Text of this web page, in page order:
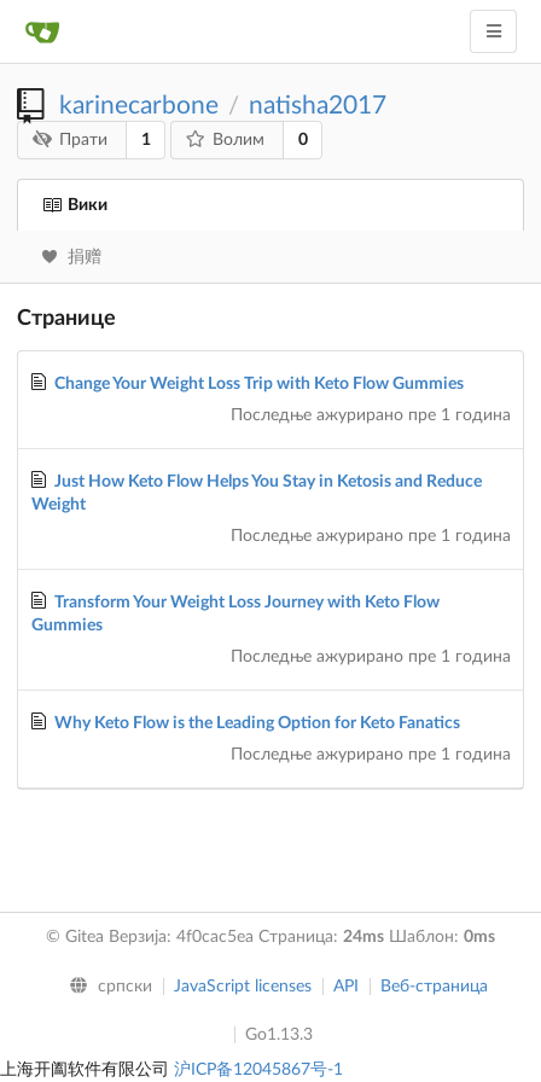
karinecarbone / natisha2017
Прати 1 Волим 0
Вики
捐赠
Странице
Change Your Weight Loss Trip with Keto Flow Gummies
Последње ажурирано пре 1 година
Just How Keto Flow Helps You Stay in Ketosis and Reduce
Weight
Последње ажурирано пре 1 година
Transform Your Weight Loss Journey with Keto Flow
Gummies
Последње ажурирано пре 1 година
Why Keto Flow is the Leading Option for Keto Fanatics
Последње ажурирано пре 1 година
© Gitea Верзија: 4f0cac5ea Страница: 24ms Шаблон: 0ms
српски JavaScript licenses API Веб-страница
Go1.13.3
上海开阖软件有限公司 沪ICP备12045867号-1